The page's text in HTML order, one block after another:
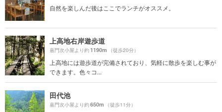
自然を楽しんだ後はここでランチがオススメ。
上高地右岸遊歩道
嘉門次小屋より約1190m （徒歩20分）
上高地には遊歩道が完備されており、気軽に散歩を楽しむ事が
できます。色々コ...
田代池
嘉門次小屋より約650m （徒歩11分）